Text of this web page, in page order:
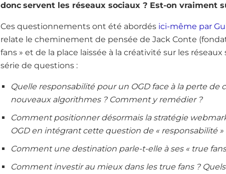
donc servent les réseaux sociaux ? Est-on vraiment
Ces questionnements ont été abordés ici-même par
relate le cheminement de pensée de Jack Conte
fans » et de la place laissée à la créativité sur les
série de questions :
Quelle responsabilité pour un OGD face à la perte de
nouveaux algorithmes ? Comment y remédier ?
Comment positionner désormais la stratégie
OGD en intégrant cette question de « responsabilité »
Comment une destination parle-t-elle à ses « true
Comment investir au mieux dans les true fans ?